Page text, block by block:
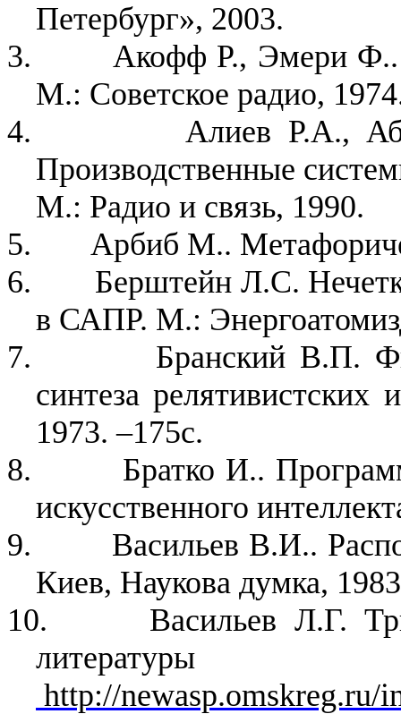
Петербург», 2003.
3.
Акофф Р., Эмери Ф..
М.: Советское радио,
4.
Алиев Р.А.,
Производственные
М.: Радио и связь, 1990.
5.
Арбиб М..
6.
Берштейн Л.С.
в САПР. М.:
7.
Бранский В.П.
синтеза
1973. –175с.
8.
Братко И..
искусственного
9.
Васильев В.И..
Киев, Наукова думка,
10.
Васильев Л.Г.
http://newasp.omskreg.ru/